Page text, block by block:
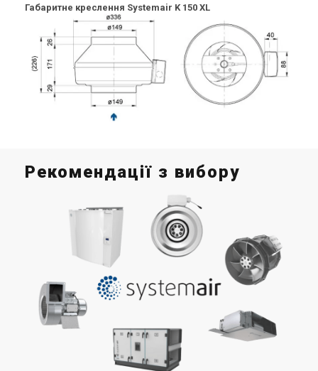
Габаритне креслення Systemair K 150 XL
Рекомендації з вибору